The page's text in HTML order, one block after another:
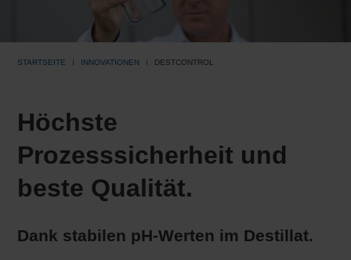
STARTSEITE INNOVATIONEN DESTCONTROL
Höchste
Prozesssicherheit und
beste Qualität.
Dank stabilen pH-Werten im Destillat.